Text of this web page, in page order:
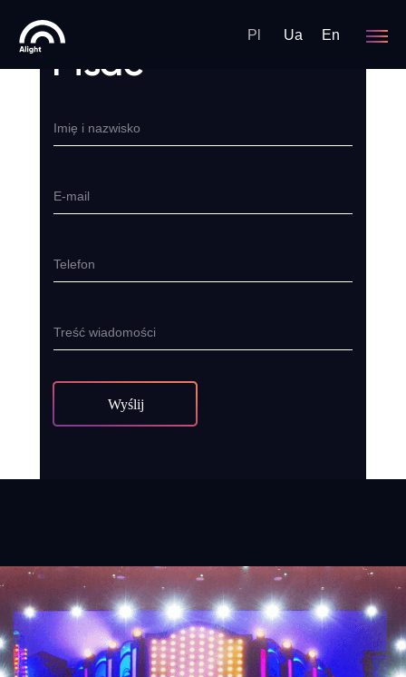
En
Ua
Pl
Pisać
Imię i nazwisko
E-mail
Telefon
Treść wiadomości
Wyślij